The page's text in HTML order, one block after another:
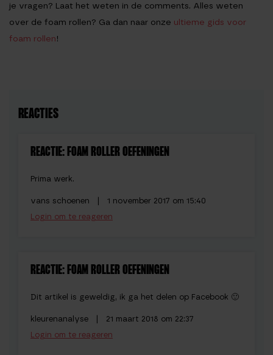
je vragen? Laat het weten in de comments. Alles weten
over de foam rollen? Ga dan naar onze ultieme gids voor
foam rollen!
REACTIES
REACTIE: FOAM ROLLER OEFENINGEN
Prima werk.
vans schoenen | 1 november 2017 om 15:40
Login om te reageren
REACTIE: FOAM ROLLER OEFENINGEN
Dit artikel is geweldig, ik ga het delen op Facebook 🙂
kleurenanalyse | 21 maart 2018 om 22:37
Login om te reageren